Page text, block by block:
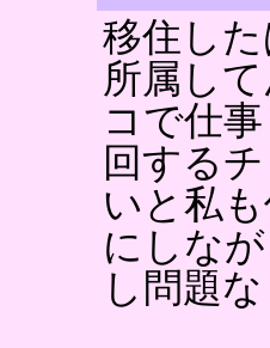
移住し
所属し
コで仕
回する
いと私
にしな
し問題